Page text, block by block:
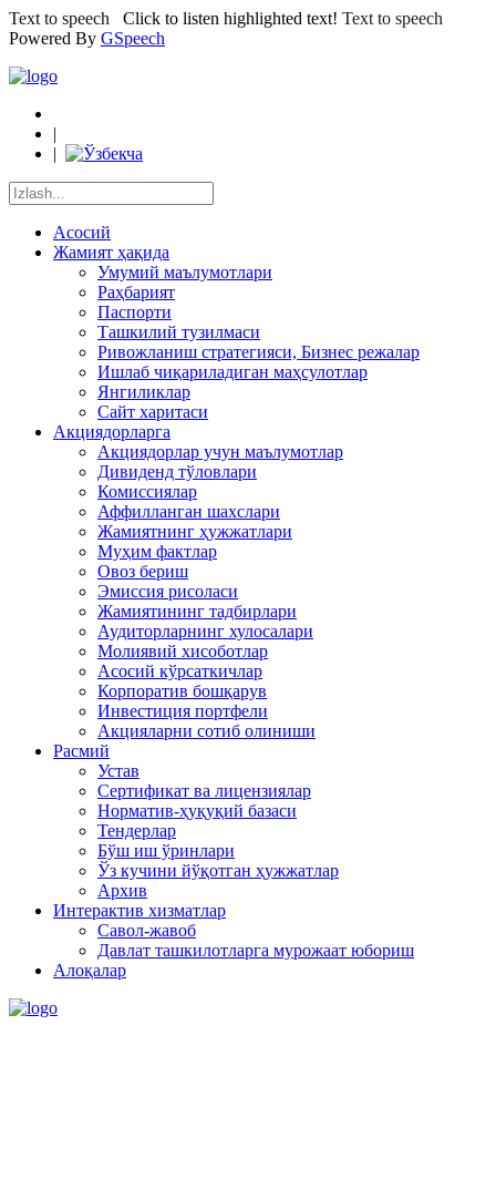
Text to speech Click to listen highlighted text! Text to speech
Powered By GSpeech
|
|
Асосий
Жамият ҳақида
Умумий маълумотлари
Раҳбарият
Паспорти
Ташкилий тузилмаси
Ривожланиш стратегияси, Бизнес режалар
Ишлаб чиқариладиган маҳсулотлар
Янгиликлар
Сайт харитаси
Акциядорларга
Акциядорлар учун маълумотлар
Дивиденд тўловлари
Комиссиялар
Аффилланган шахслари
Жамиятнинг ҳужжатлари
Муҳим фактлар
Овоз бериш
Эмиссия рисоласи
Жамиятининг тадбирлари
Аудиторларнинг хулосалари
Молиявий хисоботлар
Асосий кўрсаткичлар
Корпоратив бошқарув
Инвестиция портфели
Акцияларни сотиб олиниши
Расмий
Устав
Сертификат ва лицензиялар
Норматив-ҳуқуқий базаси
Тендерлар
Бўш иш ўринлари
Ўз кучини йўқотган ҳужжатлар
Архив
Интерактив хизматлар
Савол-жавоб
Давлат ташкилотларга мурожаат юбориш
Алоқалар